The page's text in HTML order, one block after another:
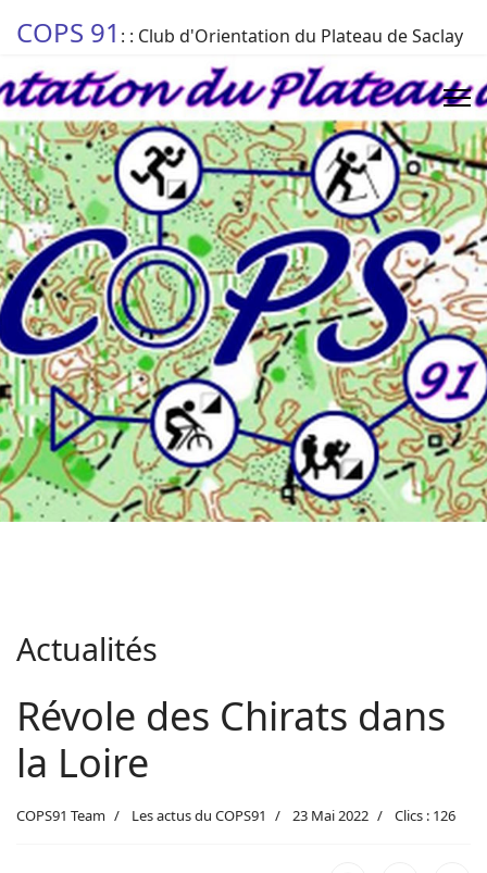
COPS 91 : : Club d'Orientation du Plateau de Saclay
Actualités
Révole des Chirats dans
la Loire
COPS91 Team Les actus du COPS91 23 Mai 2022 Clics : 126